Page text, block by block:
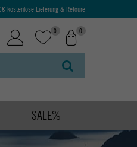
kostenlose Lieferung & Retoure
0 0
SALE%